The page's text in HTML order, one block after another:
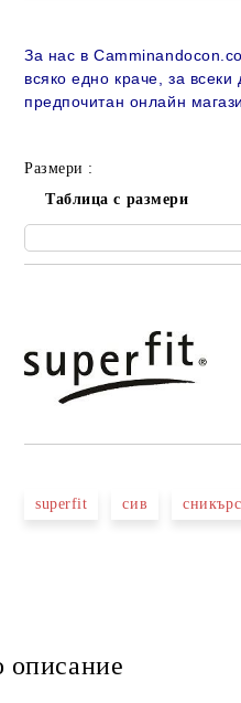
За нас в
всяко едно краче, за всеки
предпочитан онлайн
Размери :
Таблица с размери
superfit сив
описание